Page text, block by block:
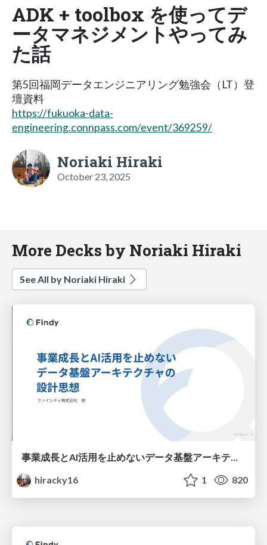
ADK + toolbox を使ってデ
ータマネジメントやってみ
た話
第5回福岡データエンジニアリング勉強会（LT）登
壇資料
https://fukuoka-data-
engineering.connpass.com/event/369259/
Noriaki Hiraki
October 23, 2025
More Decks by Noriaki Hiraki
See All by Noriaki Hiraki
事業成長とAI活用を止めないデータ基盤アーキテクチャの設計思想
hiracky16
1 820